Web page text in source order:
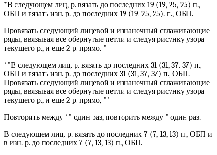
*В следующем лиц, р. вязать до последних 19 (19, 25, 25) п.,
ОБП и вязать изн. р. до последних 19 (19, 25, 25). п., ОБП.
Провязать следующий лицевой и изнаночный сглаживающие
ряды, ввязывая все обернутые петли и следуя рисунку узора
текущего р., и еще 2 р. прямо. *
**В следующем лиц. р. вязать до последних 31 (31, 37. 37) п.,
ОБП и вязать изн. р. до последних 31 (31, 37, 37) п., ОБП.
Провязать следующий лицевой и изнаночный сглаживающие
ряды, ввязывая все обернутые петли и следуя рисунку узора
текущего р., и еще 2 р. прямо, **
Повторить между ** один раз, повторить между * один раз.
В следующем лиц. р. вязать до последних 7 (7, 13, 13) п., ОБП и
в изн. р. до последних 7 (7, 13, 13) п., ОБП.